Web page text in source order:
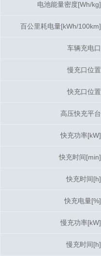
电池能量密度[Wh/kg]
百公里耗电量[kWh/100km]
车辆充电口
慢充口位置
快充口位置
高压快充平台
快充功率[kW]
快充时间[min]
快充时间[h]
快充电量[%]
慢充功率[kW]
慢充时间[h]
电池能量密度[Wh/kg]
百公里耗电量[kWh/100km]
车辆充电口
慢充口位置
快充口位置
高压快充平台
快充功率[kW]
快充时间[min]
快充时间[h]
快充电量[%]
慢充功率[kW]
慢充时间[h]